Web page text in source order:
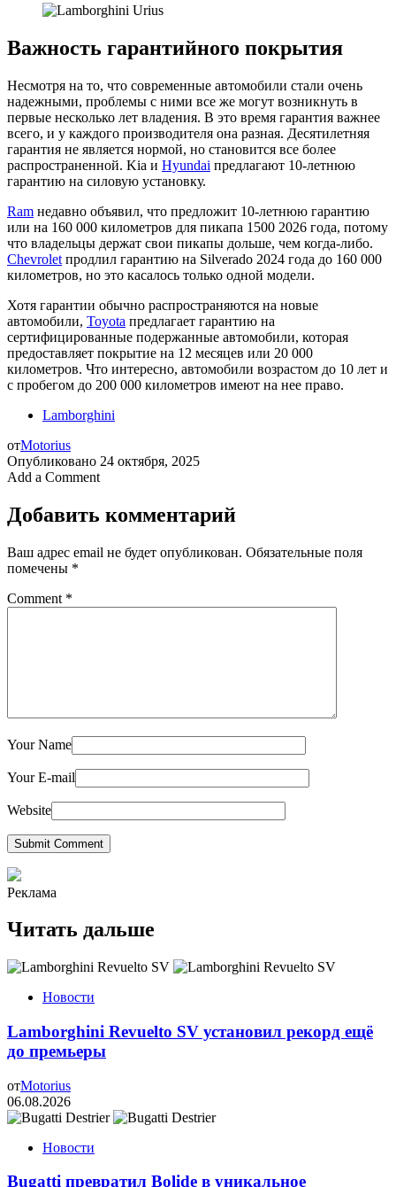
Важность гарантийного покрытия
Несмотря на то, что современные автомобили стали очень
надежными, проблемы с ними все же могут возникнуть в
первые несколько лет владения. В это время гарантия важнее
всего, и у каждого производителя она разная. Десятилетняя
гарантия не является нормой, но становится все более
распространенной. Kia и Hyundai предлагают 10-летнюю
гарантию на силовую установку.
Ram недавно объявил, что предложит 10-летнюю гарантию
или на 160 000 километров для пикапа 1500 2026 года, потому
что владельцы держат свои пикапы дольше, чем когда-либо.
Chevrolet продлил гарантию на Silverado 2024 года до 160 000
километров, но это касалось только одной модели.
Хотя гарантии обычно распространяются на новые
автомобили, Toyota предлагает гарантию на
сертифицированные подержанные автомобили, которая
предоставляет покрытие на 12 месяцев или 20 000
километров. Что интересно, автомобили возрастом до 10 лет и
с пробегом до 200 000 километров имеют на нее право.
Lamborghini
отMotorius
Опубликовано 24 октября, 2025
Add a Comment
Добавить комментарий
Ваш адрес email не будет опубликован. Обязательные поля
помечены *
Comment *
Your Name
Your E-mail
Website
Submit Comment
Реклама
Читать дальше
Новости
Lamborghini Revuelto SV установил рекорд ещё
до премьеры
отMotorius
06.08.2026
Новости
Bugatti превратил Bolide в уникальное